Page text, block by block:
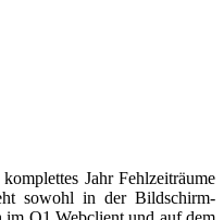
Jahr Fehlzeiträume
sowohl in der Bildschirm-